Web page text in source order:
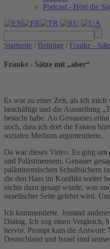
Podcast - Hört die
Startseite / Beiträge / Frauke -
Frauke - Sätze mit „aber“
Es war zu einer Zeit, als ich
beschäftigt und die Ausstellung
besucht habe. An Genaueres
noch, dass ich dort die Fakten
sozialen Medium argumentierte.
Da war dieses Video. Es ging
und Palästinensern. Genauer
palästinensischen Schulbüchern
die den Hass im Konflikt weiter
nichts dazu gesagt wurde, was
israelischer Seite gelehrt wird.
Ich kommentierte. Jemand
Dialog. Ich zog einen Vergleich,
hervor. Prompt kam die Antwort:
Deutschland und Israel sind